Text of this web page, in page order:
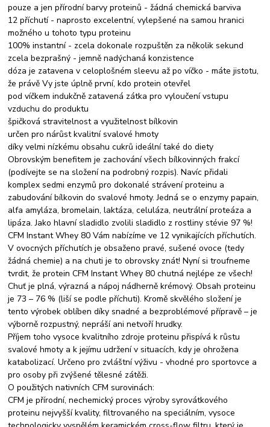
pouze a jen přírodní barvy proteinů - žádná chemická barviva
12 příchutí - naprosto excelentní, vylepšené na samou hranici
možného u tohoto typu proteinu
100% instantní - zcela dokonale rozpuštěn za několik sekund
zcela bezprašný - jemně nadýchaná konzistence
dóza je zatavena v celoplošném sleevu až po víčko - máte jistotu,
že právě Vy jste úplně první, kdo protein otevřel
pod víčkem indukčně zatavená zátka pro vyloučení vstupu
vzduchu do produktu
špičková stravitelnost a využitelnost bílkovin
určen pro nárůst kvalitní svalové hmoty
díky velmi nízkému obsahu cukrů ideální také do diety
Obrovským benefitem je zachování všech bílkovinných frakcí
(podívejte se na složení na podrobný rozpis). Navíc přidali
komplex sedmi enzymů pro dokonalé strávení proteinu a
zabudování bílkovin do svalové hmoty. Jedná se o enzymy papain,
alfa amyláza, bromelain, laktáza, celuláza, neutrální proteáza a
lipáza. Jako hlavní sladidlo zvolili sladidlo z rostliny stévie 97 %!
CFM Instant Whey 80 Vám nabízíme ve 12 vynikajících příchutích.
V ovocných příchutích je obsaženo pravé, sušené ovoce (tedy
žádná chemie) a na chuti je to obrovsky znát! Nyní si troufneme
tvrdit, že protein CFM Instant Whey 80 chutná nejlépe ze všech!
Chuť je plná, výrazná a nápoj nádherně krémový. Obsah proteinu
je 73 – 76 % (liší se podle příchuti). Kromě skvělého složení je
tento výrobek oblíben díky snadné a bezproblémové přípravě – je
výborně rozpustný, nepráší ani netvoří hrudky.
Příjem toho vysoce kvalitního zdroje proteinu přispívá k růstu
svalové hmoty a k jejímu udržení v situacích, kdy je ohrožena
katabolizací. Určeno pro zvláštní výživu - vhodné pro sportovce a
pro osoby při zvýšené tělesné zátěži.
O použitých nativních CFM surovinách:
CFM je přírodní, nechemický proces výroby syrovátkového
proteinu nejvyšší kvality, filtrovaného na speciálním, vysoce